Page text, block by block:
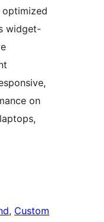
optimized
widget-
on
, Custom